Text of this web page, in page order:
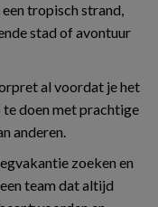
tropisch strand,
stad of avontuur
al voordat je het
doen met prachtige
anderen.
zoeken en
team dat altijd